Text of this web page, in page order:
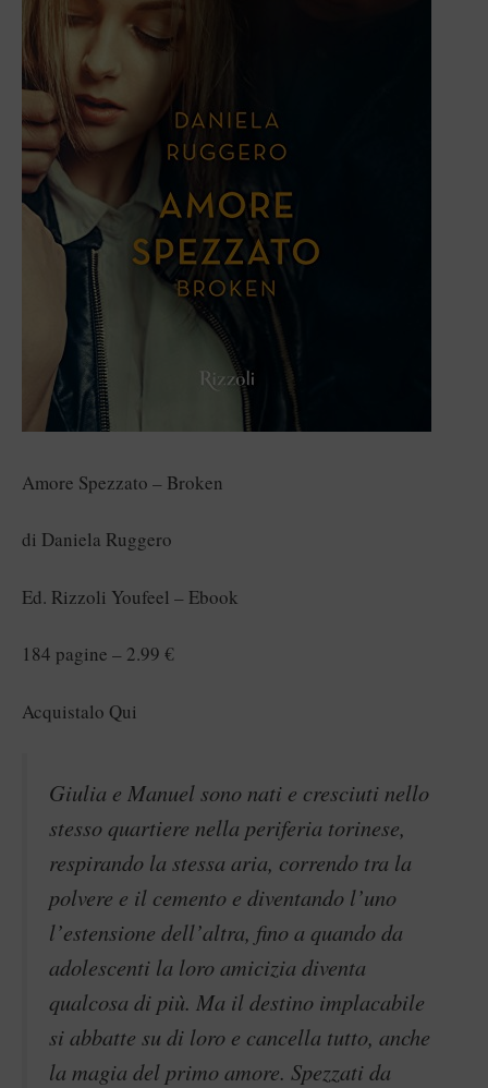
Amore Spezzato – Broken
di Daniela Ruggero
Ed. Rizzoli Youfeel – Ebook
184 pagine – 2.99 €
Acquistalo Qui
Giulia e Manuel sono nati e cresciuti nello
stesso quartiere nella periferia torinese,
respirando la stessa aria, correndo tra la
polvere e il cemento e diventando l’uno
l’estensione dell’altra, fino a quando da
adolescenti la loro amicizia diventa
qualcosa di più. Ma il destino implacabile
si abbatte su di loro e cancella tutto, anche
la magia del primo amore. Spezzati da